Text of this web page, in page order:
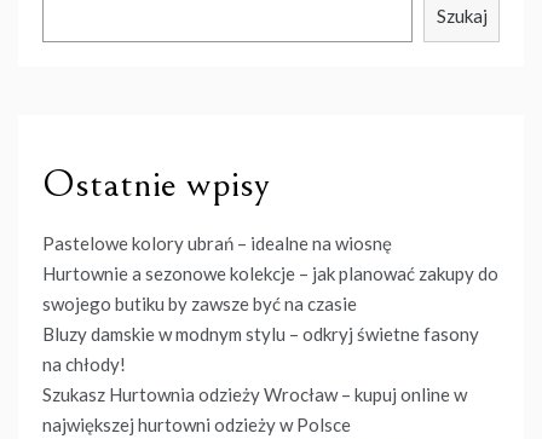
Szukaj
Ostatnie wpisy
Pastelowe kolory ubrań – idealne na wiosnę
Hurtownie a sezonowe kolekcje – jak planować zakupy do
swojego butiku by zawsze być na czasie
Bluzy damskie w modnym stylu – odkryj świetne fasony
na chłody!
Szukasz Hurtownia odzieży Wrocław – kupuj online w
największej hurtowni odzieży w Polsce